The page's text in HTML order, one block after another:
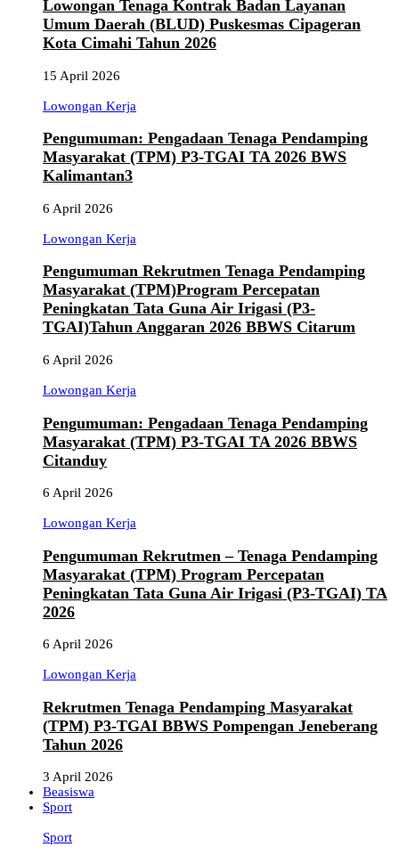
Lowongan Tenaga Kontrak Badan Layanan
Umum Daerah (BLUD) Puskesmas Cipageran
Kota Cimahi Tahun 2026
15 April 2026
Lowongan Kerja
Pengumuman: Pengadaan Tenaga Pendamping
Masyarakat (TPM) P3-TGAI TA 2026 BWS
Kalimantan3
6 April 2026
Lowongan Kerja
Pengumuman Rekrutmen Tenaga Pendamping
Masyarakat (TPM)Program Percepatan
Peningkatan Tata Guna Air Irigasi (P3-
TGAI)Tahun Anggaran 2026 BBWS Citarum
6 April 2026
Lowongan Kerja
Pengumuman: Pengadaan Tenaga Pendamping
Masyarakat (TPM) P3-TGAI TA 2026 BBWS
Citanduy
6 April 2026
Lowongan Kerja
Pengumuman Rekrutmen – Tenaga Pendamping
Masyarakat (TPM) Program Percepatan
Peningkatan Tata Guna Air Irigasi (P3-TGAI) TA
2026
6 April 2026
Lowongan Kerja
Rekrutmen Tenaga Pendamping Masyarakat
(TPM) P3-TGAI BBWS Pompengan Jeneberang
Tahun 2026
3 April 2026
Beasiswa
Sport
Sport